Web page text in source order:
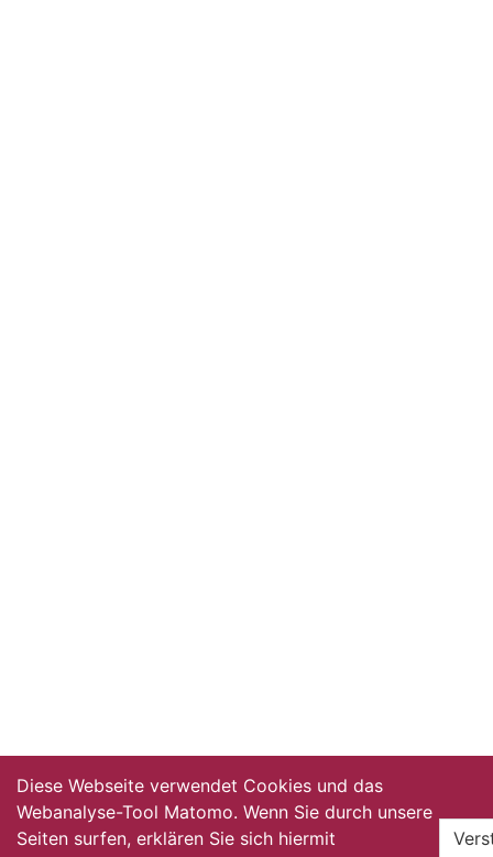
Diese Webseite verwendet Cookies und das
Webanalyse-Tool Matomo. Wenn Sie durch unsere
Seiten surfen, erklären Sie sich hiermit